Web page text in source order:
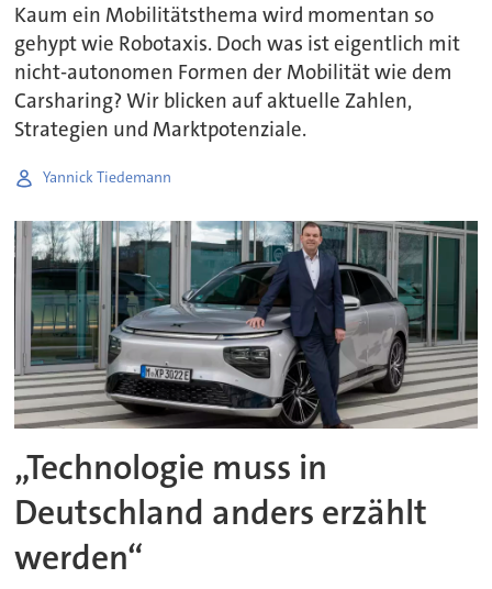
Kaum ein Mobilitätsthema wird momentan so
gehypt wie Robotaxis. Doch was ist eigentlich mit
nicht-autonomen Formen der Mobilität wie dem
Carsharing? Wir blicken auf aktuelle Zahlen,
Strategien und Marktpotenziale.
Yannick Tiedemann
„Technologie muss in
Deutschland anders erzählt
werden“